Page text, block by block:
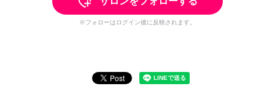
※フォローはログイン後に反映されます。